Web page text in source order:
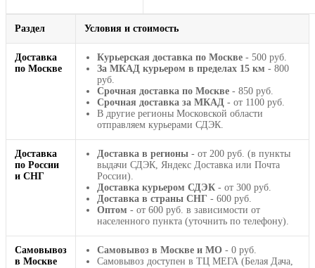
Раздел Условия и стоимость
Доставка
по Москве
Курьерская доставка по Москве - 500 руб.
За МКАД курьером в пределах 15 км - 800
руб.
Срочная доставка по Москве - 850 руб.
Срочная доставка за МКАД - от 1100 руб.
В другие регионы Московской области
отправляем курьерами СДЭК.
Доставка
по России
и СНГ
Доставка в регионы - от 200 руб. (в пункты
выдачи СДЭК, Яндекс Доставка или Почта
России).
Доставка курьером СДЭК - от 300 руб.
Доставка в страны СНГ - 600 руб.
Оптом - от 600 руб. в зависимости от
населенного пункта (уточнить по телефону).
Самовывоз
в Москве
Самовывоз в Москве и МО - 0 руб.
Самовывоз доступен в ТЦ МЕГА (Белая Дача,